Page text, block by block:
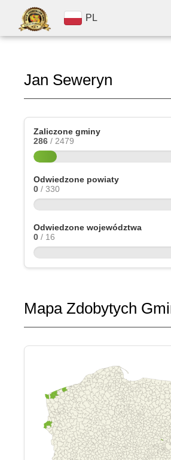
PL
Jan Seweryn
Zaliczone gminy
286 / 2479
Odwiedzone powiaty
0 / 330
Odwiedzone województwa
0 / 16
Mapa Zdobytych